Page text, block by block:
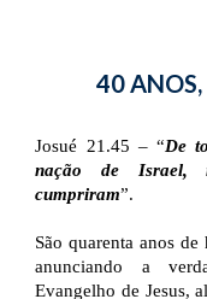
40
Josué 21.45 – “De
nação de Israel,
cumpriram”.
São quarenta anos
anunciando a
Evangelho de Jesus,